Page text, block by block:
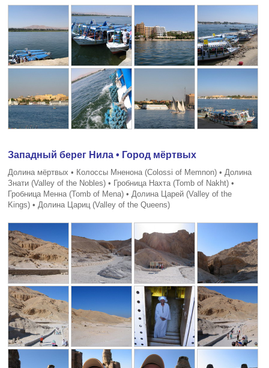
Западный берег Нила • Город мёртвых
Долина мёртвых • Колоссы Мненона (Colossi of Memnon) • Долина
Знати (Valley of the Nobles) • Гробница Нахта (Tomb of Nakht) •
Гробница Менна (Tomb of Mena) • Долина Царей (Valley of the
Kings) • Долина Цариц (Valley of the Queens)